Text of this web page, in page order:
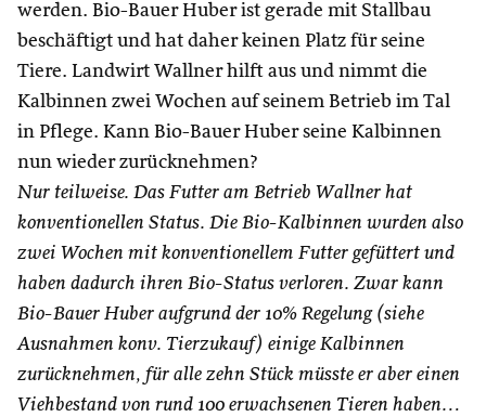
werden. Bio-Bauer Huber ist gerade mit Stallbau
beschäftigt und hat daher keinen Platz für seine
Tiere. Landwirt Wallner hilft aus und nimmt die
Kalbinnen zwei Wochen auf seinem Betrieb im Tal
in Pflege. Kann Bio-Bauer Huber seine Kalbinnen
nun wieder zurücknehmen?
Nur teilweise. Das Futter am Betrieb Wallner hat
konventionellen Status. Die Bio-Kalbinnen wurden also
zwei Wochen mit konventionellem Futter gefüttert und
haben dadurch ihren Bio-Status verloren. Zwar kann
Bio-Bauer Huber aufgrund der 10% Regelung (siehe
Ausnahmen konv. Tierzukauf) einige Kalbinnen
zurücknehmen, für alle zehn Stück müsste er aber einen
Viehbestand von rund 100 erwachsenen Tieren haben…